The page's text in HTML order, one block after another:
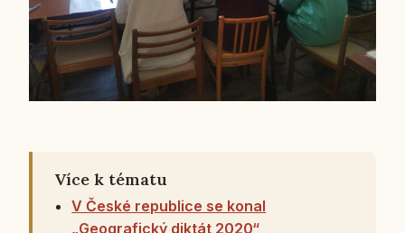
Více k tématu
V České republice se konal
„Geografický diktát 2020“